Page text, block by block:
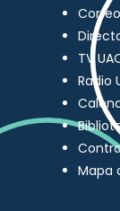
TV
Radio
Mapa